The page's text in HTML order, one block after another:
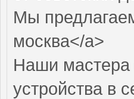
Мы
москва</a>
Наши мастера
устройства в